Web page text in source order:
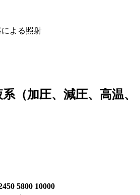
よる照射
（加圧、減圧、高温、
5800 10000